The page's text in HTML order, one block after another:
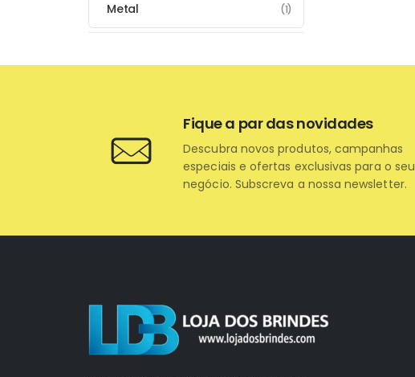
Metal (1)
Fique a par das novidades
Descubra novos produtos, campanhas
especiais e ofertas exclusivas para o seu
negócio. Subscreva a nossa newsletter.